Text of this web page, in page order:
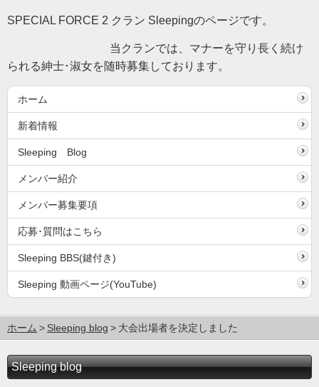
SPECIAL FORCE 2 クラン Sleepingのページです。
当クランでは、マナーを守り長く続け
られる紳士･淑女を随時募集しております。
ホーム
新着情報
Sleeping Blog
メンバー紹介
メンバー募集要項
応募･質問はこちら
Sleeping BBS(鍵付き)
Sleeping 動画ページ(YouTube)
ホーム Sleeping blog 大会出場者を決定しました
Sleeping blog